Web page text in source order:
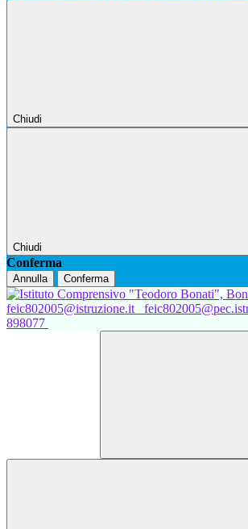
Chiudi
Chiudi
Conferma
Annulla Conferma
feic802005@istruzione.it
898077